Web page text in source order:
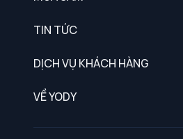
TIN TỨC
DỊCH VỤ KHÁCH HÀNG
Chính sách khách hàng thân thiết
VỀ YODY